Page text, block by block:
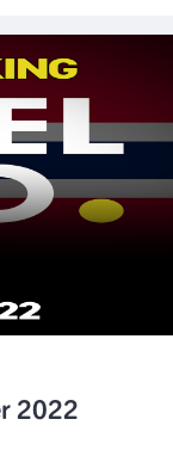
2022